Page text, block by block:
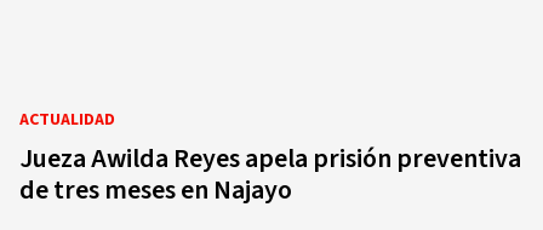
ACTUALIDAD
Jueza Awilda Reyes apela prisión preventiva
de tres meses en Najayo